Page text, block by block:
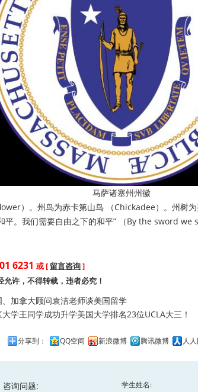
马萨诸塞州州徽
）。州鸟为赤卡第山鸟 （Chickadee）。州树
平。我们需要自由之下的和平” （By the sword
6231 或 [ 留言咨询]
许，不得转载，违者必究！
加拿大顾问袁洁老师谈美国留学
学王同学成功升学美国大学排名23位UCLA大三！
分享到： QQ空间 新浪微博 腾讯微博 人
咨询问题: 学生姓名: